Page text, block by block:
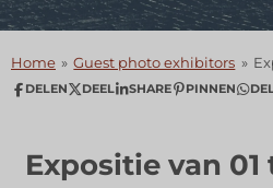
Home » Guest photo exhibitors »
DELEN DEEL SHARE PINNEN
Expositie van 01